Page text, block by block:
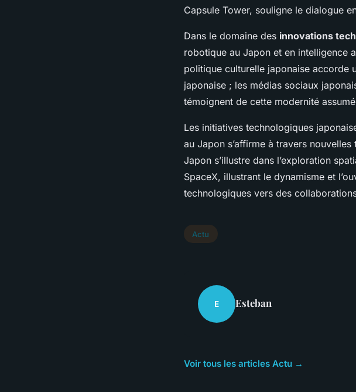
Capsule Tower, souligne le dialogue
Dans le domaine des innovations
robotique au Japon et en intelligence
politique culturelle japonaise accorde
japonaise ; les médias sociaux
témoignent de cette modernité
Les initiatives technologiques
au Japon s’affirme à travers
Japon s’illustre dans l’exploration
SpaceX, illustrant le dynamisme et
technologiques vers des
Actu
E Esteban
Voir tous les articles Actu →